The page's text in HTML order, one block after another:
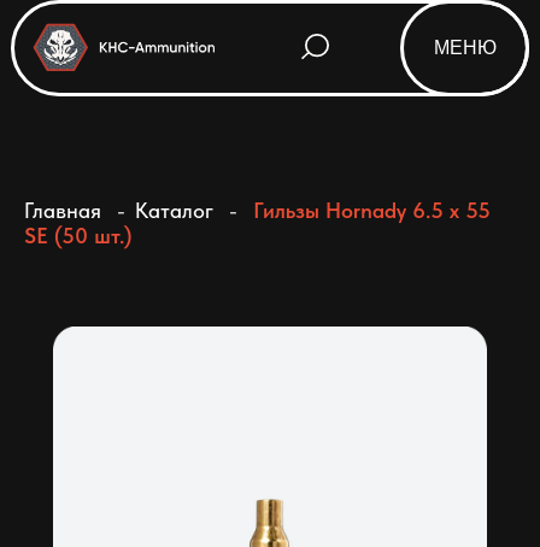
МЕНЮ
Html code will be here
Главная - Каталог -
Гильзы Hornady 6.5 x 55
SE (50 шт.)